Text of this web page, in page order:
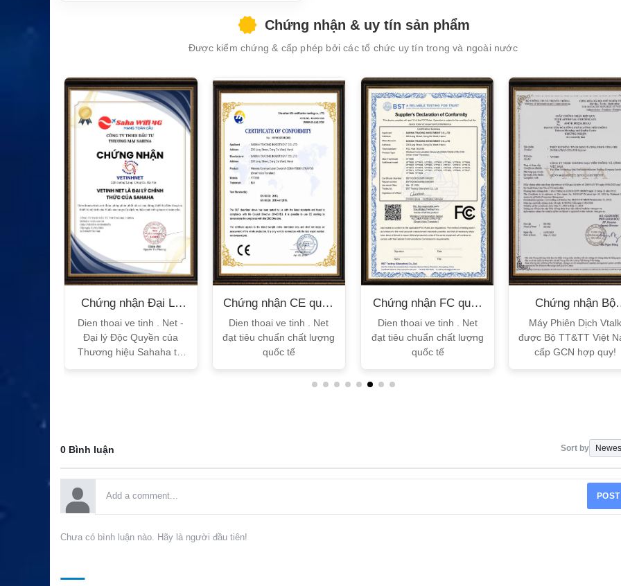
Chứng nhận & uy tín sản phẩm
Được kiểm chứng & cấp phép bởi các tổ chức uy tín trong và ngoài nước
Chứng nhận Đại Lý
Sahaha
Dien thoai ve tinh . Net -
Đại lý Độc Quyền của
Thương hiệu Sahaha tại
Chứng nhận CE quốc
tế
Dien thoai ve tinh . Net
đạt tiêu chuẩn chất lượng
quốc tế
Chứng nhận FC quốc
tế
Dien thoai ve tinh . Net
đạt tiêu chuẩn chất lượng
quốc tế
Chứng nhận Bộ
TT&TT
Máy Phiên Dịch
được Bộ TT&TT Việt
cấp GCN hợp quy!
0 Bình luận Sort by
POST
Chưa có bình luận nào. Hãy là người đầu tiên!
XEM CHI TIẾT XEM CHI TIẾT XEM CHI TIẾT